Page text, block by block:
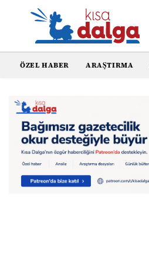
ÖZEL HABER ARAŞTIRMA